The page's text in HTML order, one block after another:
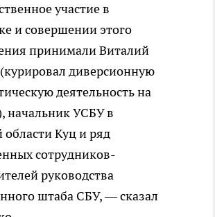
участие в
и совершении этого
принимали Виталий
диверсионную
деятельность на
начальник УСБУ в
Куц и ряд
сотрудников-
руководства
штаба СБУ, — сказал